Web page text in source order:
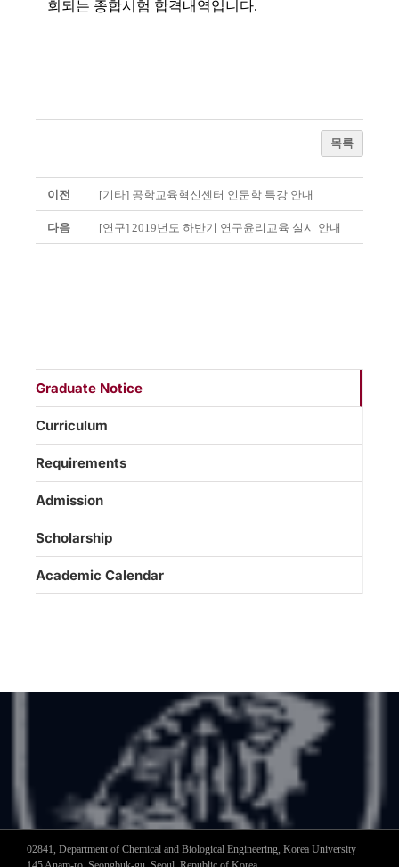
회되는 종합시험 합격내역입니다.
목록
이전 [기타] 공학교육혁신센터 인문학 특강 안내
다음 [연구] 2019년도 하반기 연구윤리교육 실시 안내
Graduate Notice
Curriculum
Requirements
Admission
Scholarship
Academic Calendar
02841, Department of Chemical and Biological Engineering, Korea University